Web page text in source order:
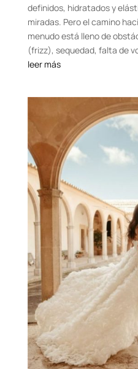
definidos, hidratados y
miradas. Pero el camino
menudo está lleno de
(frizz), sequedad, falta de
leer más